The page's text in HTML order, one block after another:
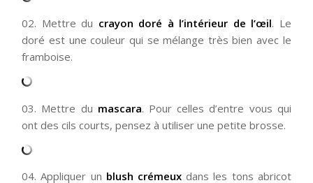
02. Mettre du crayon doré à l’intérieur de l’œil. Le
doré est une couleur qui se mélange très bien avec le
framboise.
03. Mettre du mascara. Pour celles d’entre vous qui
ont des cils courts, pensez à utiliser une petite brosse.
04. Appliquer un blush crémeux dans les tons abricot